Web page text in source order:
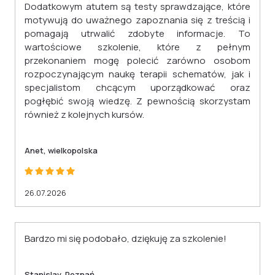
Dodatkowym atutem są testy sprawdzające, które
motywują do uważnego zapoznania się z treścią i
pomagają utrwalić zdobyte informacje. To
wartościowe szkolenie, które z pełnym
przekonaniem mogę polecić zarówno osobom
rozpoczynającym naukę terapii schematów, jak i
specjalistom chcącym uporządkować oraz
pogłębić swoją wiedzę. Z pewnością skorzystam
również z kolejnych kursów.
Anet, wielkopolska
26.07.2026
Bardzo mi się podobało, dziękuję za szkolenie!